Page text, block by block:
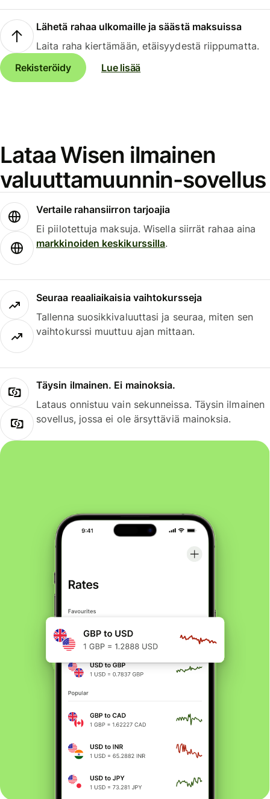
Lähetä rahaa ulkomaille ja säästä maksuissa
Laita raha kiertämään, etäisyydestä riippumatta.
Rekisteröidy
Lue lisää
Lataa Wisen ilmainen
valuuttamuunnin-sovellus
Vertaile rahansiirron tarjoajia
Ei piilotettuja maksuja. Wisella siirrät rahaa aina
markkinoiden keskikurssilla.
Seuraa reaaliaikaisia vaihtokursseja
Tallenna suosikkivaluuttasi ja seuraa, miten sen
vaihtokurssi muuttuu ajan mittaan.
Täysin ilmainen. Ei mainoksia.
Lataus onnistuu vain sekunneissa. Täysin ilmainen
sovellus, jossa ei ole ärsyttäviä mainoksia.